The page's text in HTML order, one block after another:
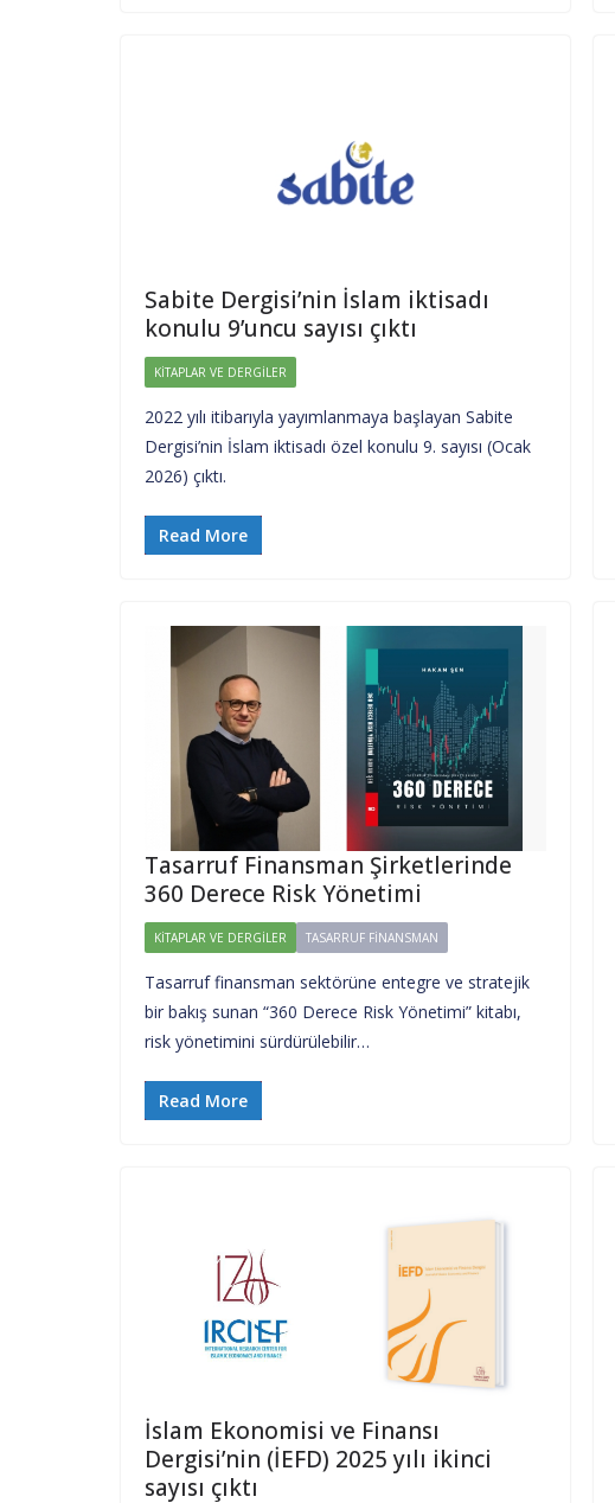
Sabite Dergisi’nin İslam iktisadı
konulu 9’uncu sayısı çıktı
KITAPLAR VE DERGILER
2022 yılı itibarıyla yayımlanmaya başlayan Sabite
Dergisi’nin İslam iktisadı özel konulu 9. sayısı (Ocak
2026) çıktı.
Read More
Tasarruf Finansman Şirketlerinde
360 Derece Risk Yönetimi
KITAPLAR VE DERGILER TASARRUF FINANSMAN
Tasarruf finansman sektörüne entegre ve stratejik
bir bakış sunan “360 Derece Risk Yönetimi” kitabı,
risk yönetimini sürdürülebilir…
Read More
İslam Ekonomisi ve Finansı
Dergisi’nin (İEFD) 2025 yılı ikinci
sayısı çıktı